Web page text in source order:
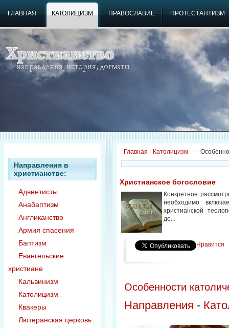
ГЛАВНАЯ КАТОЛИЦИЗМ ПРАВОСЛАВИЕ ПРОТЕСТАНТИЗМ
Направления в
христианстве:
Адвентисты
Анабаптизм
Англиканство
Армия спасения
Баптизм
Евангельские
христиане
Кальвинизм
Католицизм
Квакеры
Лютеранская церковь
Главная -
Католицизм -
Христианское богословие
Конкретное
необходимо
христианской
до...
Нравится
Особенности
Направления -